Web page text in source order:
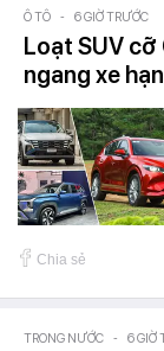
Ô TÔ - 6 GIỜ TRƯỚC
Loạt SUV cỡ
ngang xe
Chia sẻ
TRONG NƯỚC - 6 GIỜ